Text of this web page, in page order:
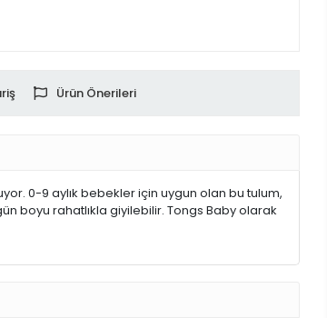
Ürün Önerileri
0-9 aylık bebekler için uygun olan bu tulum,
boyu rahatlıkla giyilebilir. Tongs Baby olarak